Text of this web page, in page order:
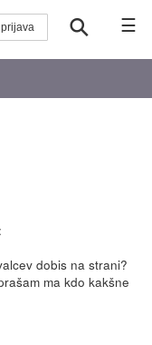
☰
dobis na strani?
ma kdo kakšne